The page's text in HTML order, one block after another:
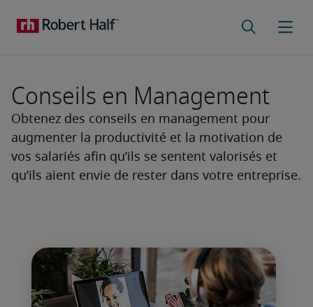
Conseils en Management
Obtenez des conseils en management pour
augmenter la productivité et la motivation de
vos salariés afin qu’ils se sentent valorisés et
qu’ils aient envie de rester dans votre entreprise.